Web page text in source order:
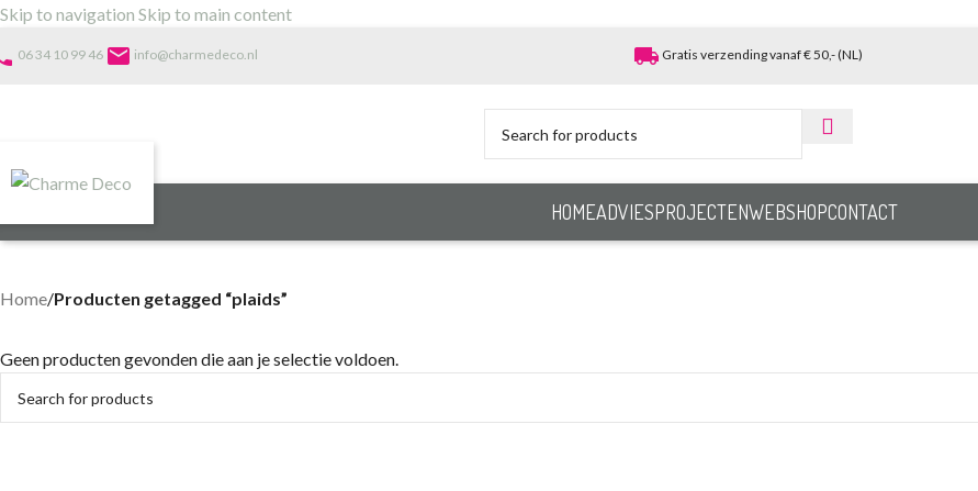
Skip to navigation Skip to main content
06 34 10 99 46 email info@charmedeco.nl local_shipping Gratis verzending vanaf € 50,- (NL)
HOMEADVIESPROJECTENWEBSHOPCONTACT
Home/Producten getagged “plaids”
Geen producten gevonden die aan je selectie voldoen.